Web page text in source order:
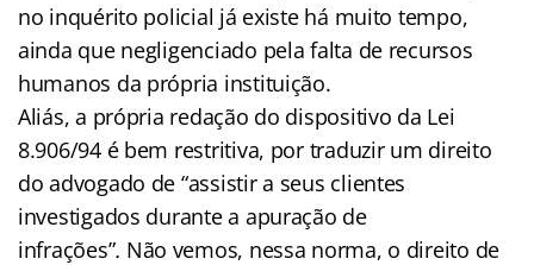
no inquérito policial já existe há muito tempo,
ainda que negligenciado pela falta de recursos
humanos da própria instituição.
Aliás, a própria redação do dispositivo da Lei
8.906/94 é bem restritiva, por traduzir um direito
do advogado de “assistir a seus clientes
investigados durante a apuração de
infrações”. Não vemos, nessa norma, o direito de